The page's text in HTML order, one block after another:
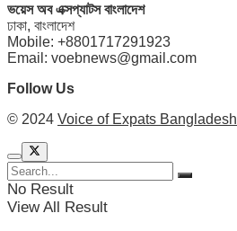
ভয়েস অব এক্সপ্যাটস বাংলাদেশ
ঢাকা, বাংলাদেশ
Mobile: +8801717291923
Email: voebnews@gmail.com
Follow Us
© 2024 Voice of Expats Bangladesh
No Result
View All Result